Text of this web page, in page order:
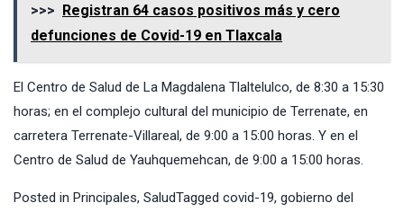
>>> Registran 64 casos positivos más y cero
defunciones de Covid-19 en Tlaxcala
El Centro de Salud de La Magdalena Tlaltelulco, de 8:30 a 15:30
horas; en el complejo cultural del municipio de Terrenate, en
carretera Terrenate-Villareal, de 9:00 a 15:00 horas. Y en el
Centro de Salud de Yauhquemehcan, de 9:00 a 15:00 horas.
Posted in Principales, SaludTagged covid-19, gobierno del